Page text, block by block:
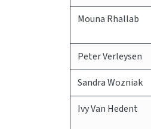
Mouna Rhallab
Peter Verleysen
Sandra Wozniak
Ivy Van Hedent